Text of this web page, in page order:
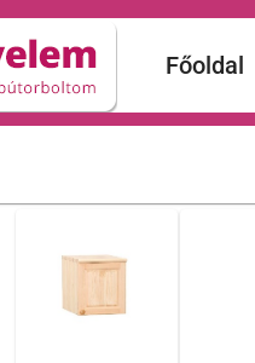
Főoldal